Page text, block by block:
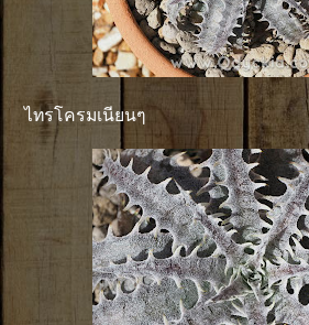
ไทรโครมเนียนๆ